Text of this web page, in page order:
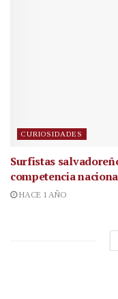
CURIOSIDADES
Surfistas
competencia
HACE 1 AÑO